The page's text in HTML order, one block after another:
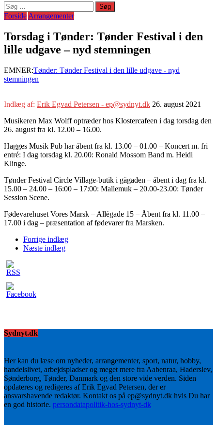
Søg
efter:
Forside Arrangementer
Torsdag i Tønder: Tønder Festival i den
lille udgave – nyd stemningen
EMNER:Tønder: Tønder Festival i den lille udgave - nyd
stemningen
Indlæg af: Erik Egvad Petersen - ep@sydnyt.dk 26. august 2021
Musikeren Max Wolff optræder hos Klostercafeen i dag torsdag den
26. august fra kl. 12.00 – 16.00.
Hagges Musik Pub har åbent fra kl. 13.00 – 01.00 – Koncert m. fri
entré: I dag torsdag kl. 20.00: Ronald Mossom Band m. Heidi
Klinge.
Tønder Festival Circle Village-butik i gågaden – åbent i dag fra kl.
15.00 – 24.00 – 16:00 – 17:00: Mallemuk – 20.00-23.00: Tønder
Session Scene.
Fødevarehuset Vores Marsk – Allègade 15 – Åbent fra kl. 11.00 –
17.00 i dag – præsentation af fødevarer fra Marsken.
Forrige indlæg
Næste indlæg
Sydnyt.dk
Her kan du læse om nyheder, arrangementer, sport, natur, hobby,
handelslivet, arbejdspladser og meget mere fra Aabenraa, Haderslev,
Sønderborg, Tønder, Danmark og den store vide verden. Siden
opdateres og redigeres af Erik Egvad Petersen, der er
ansvarshavende redaktør. Kontakt os på ep@sydnyt.dk hvis Du har
en god historie. persondatapolitik-hos-sydnyt-dk